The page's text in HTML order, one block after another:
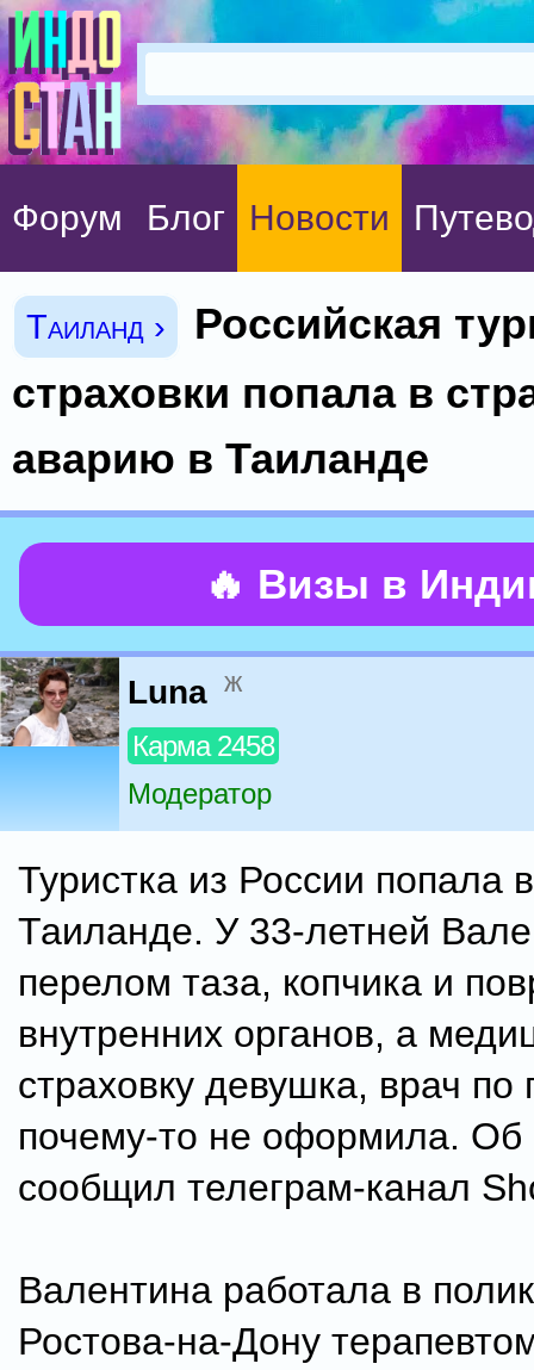
Форум Блог Новости
Таиланд ›
Российская
страховки попала в
аварию в Таиланде
🔥 Визы в
Luna ж
Карма 2458
Модератор
Туристка из России попала
Таиланде. У 33-летней
перелом таза, копчика и
внутренних органов, а
страховку девушка, врач
почему-то не оформила. Об
сообщил телеграм-канал
Валентина работала в
Ростова-на-Дону